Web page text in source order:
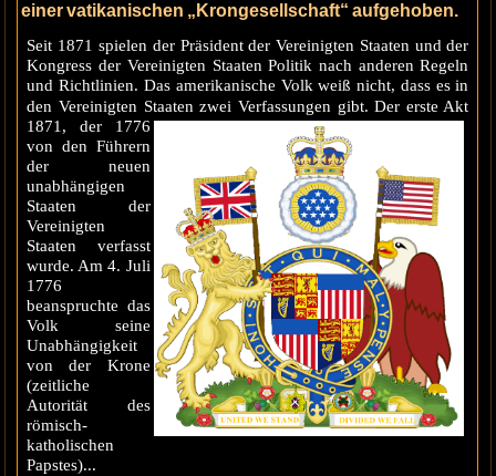
einer vatikanischen „Krongesellschaft“ aufgehoben.
Seit 1871 spielen der Präsident der Vereinigten Staaten und der
Kongress der Vereinigten Staaten Politik nach anderen Regeln
und Richtlinien. Das amerikanische Volk weiß nicht, dass es in
den Vereinigten Staaten zwei Verfassungen gibt. Der erste Akt
1871, der 1776
von den Führern
der neuen
unabhängigen
Staaten der
Vereinigten
Staaten verfasst
wurde. Am 4. Juli
1776
beanspruchte das
Volk seine
Unabhängigkeit
von der Krone
(zeitliche
Autorität des
römisch-
katholischen
Papstes)...